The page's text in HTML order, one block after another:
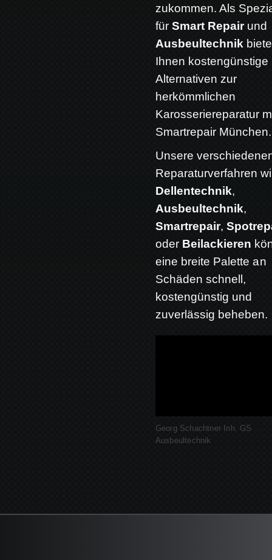
zukommen. Als
fürSmart Repairund
Ausbeultechnik
Ihnen kostengünstige
Alternativen zur
herkömmlichen
Karosseriereparatur
Smartrepair München.
Unsere
Reparaturverfahren
Dellentechnik,
Ausbeultechnik,
Smartrepair,
oder Beilackieren
eine breite Palette an
Schäden schnell,
kostengünstig und
zuverlässig beheben.
Georg Schachtner Inh. GS
Ausbeultechnik